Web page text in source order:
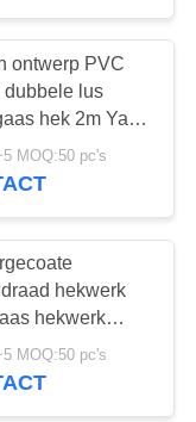
80
ontwerp PVC
dubbele lus
hek 2m Yard
MOQ:50 pc's
hekwerk
hekwerk
8/6/8
MOQ:50 pc's